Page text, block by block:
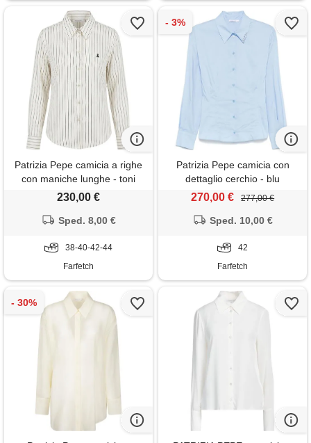
Patrizia Pepe camicia a righe
con maniche lunghe - toni
neutri
230,00 €
Sped. 8,00 €
38-40-42-44
Farfetch
Patrizia Pepe camicia con
dettaglio cerchio - blu
270,00 € 277,00 €
Sped. 10,00 €
42
Farfetch